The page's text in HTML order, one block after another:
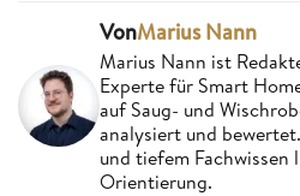
VonMarius Nann
Marius Nann ist
Experte für Smart
auf Saug- und
analysiert und
und tiefem
Orientierung.